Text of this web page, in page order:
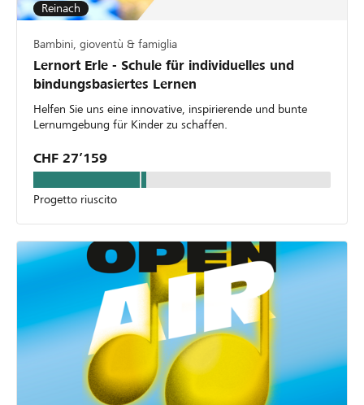
Reinach
Bambini, gioventù & famiglia
Lernort Erle - Schule für individuelles und
bindungsbasiertes Lernen
Helfen Sie uns eine innovative, inspirierende und bunte
Lernumgebung für Kinder zu schaffen.
CHF 27’159
Progetto riuscito